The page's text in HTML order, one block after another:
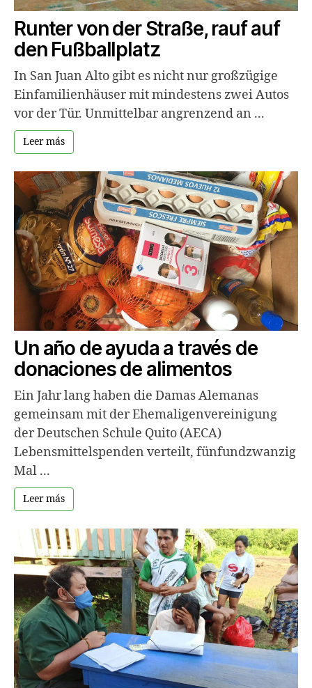
Runter von der Straße, rauf auf
den Fußballplatz
In San Juan Alto gibt es nicht nur großzügige
Einfamilienhäuser mit mindestens zwei Autos
vor der Tür. Unmittelbar angrenzend an ...
Leer más
Un año de ayuda a través de
donaciones de alimentos
Ein Jahr lang haben die Damas Alemanas
gemeinsam mit der Ehemaligenvereinigung
der Deutschen Schule Quito (AECA)
Lebensmittelspenden verteilt, fünfundzwanzig
Mal ...
Leer más